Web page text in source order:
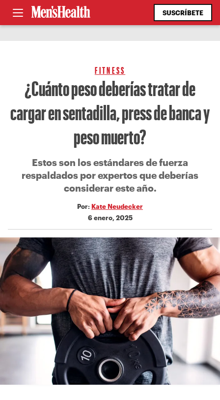
SUSCRÍBETE
FITNESS
¿Cuánto peso deberías tratar de
cargar en sentadilla, press de banca y
peso muerto?
Estos son los estándares de fuerza
respaldados por expertos que deberías
considerar este año.
Por: Kate Neudecker
6 enero, 2025